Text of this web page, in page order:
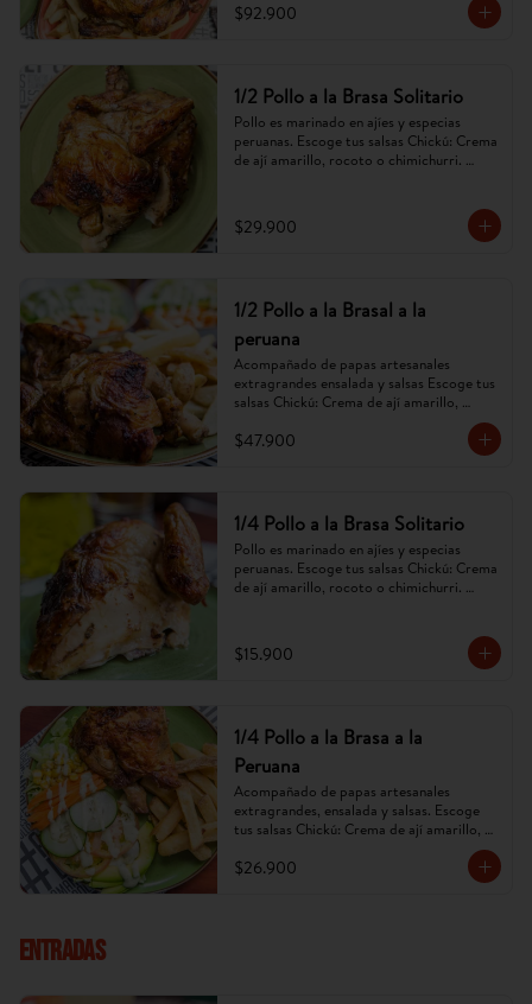
$92.900
1/2 Pollo a la Brasa Solitario
Pollo es marinado en ajíes y especias
peruanas. Escoge tus salsas Chickú: Crema
de ají amarillo, rocoto o chimichurri.
$29.900
1/2 Pollo a la Brasal a la
peruana
Acompañado de papas artesanales
extragrandes ensalada y salsas Escoge tus
salsas Chickú: Crema de ají amarillo,
rocoto o chimichurri. (Imagen referencial,
puede cambiar).
$47.900
1/4 Pollo a la Brasa Solitario
Pollo es marinado en ajíes y especias
peruanas. Escoge tus salsas Chickú: Crema
de ají amarillo, rocoto o chimichurri.
$15.900
1/4 Pollo a la Brasa a la
Peruana
Acompañado de papas artesanales
extragrandes, ensalada y salsas. Escoge
tus salsas Chickú: Crema de ají amarillo,
rocoto o chimichurri. (Imagen referencial,
puede cambiar).
$26.900
ENTRADAS